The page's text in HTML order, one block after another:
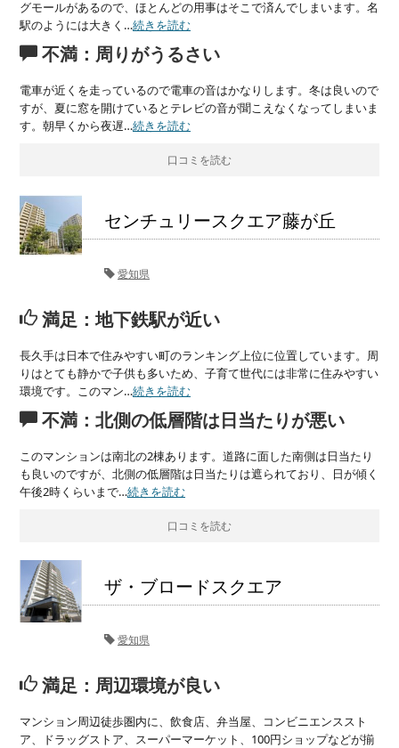
グモールがあるので、ほとんどの用事はそこで済んでしまいます。名
駅のようには大きく…続きを読む
不満：周りがうるさい
電車が近くを走っているので電車の音はかなりします。冬は良いので
すが、夏に窓を開けているとテレビの音が聞こえなくなってしまいま
す。朝早くから夜遅…続きを読む
口コミを読む
センチュリースクエア藤が丘
愛知県
満足：地下鉄駅が近い
長久手は日本で住みやすい町のランキング上位に位置しています。周
りはとても静かで子供も多いため、子育て世代には非常に住みやすい
環境です。このマン…続きを読む
不満：北側の低層階は日当たりが悪い
このマンションは南北の2棟あります。道路に面した南側は日当たり
も良いのですが、北側の低層階は日当たりは遮られており、日が傾く
午後2時くらいまで…続きを読む
口コミを読む
ザ・ブロードスクエア
愛知県
満足：周辺環境が良い
マンション周辺徒歩圏内に、飲食店、弁当屋、コンビニエンススト
ア、ドラッグストア、スーパーマーケット、100円ショップなどが揃